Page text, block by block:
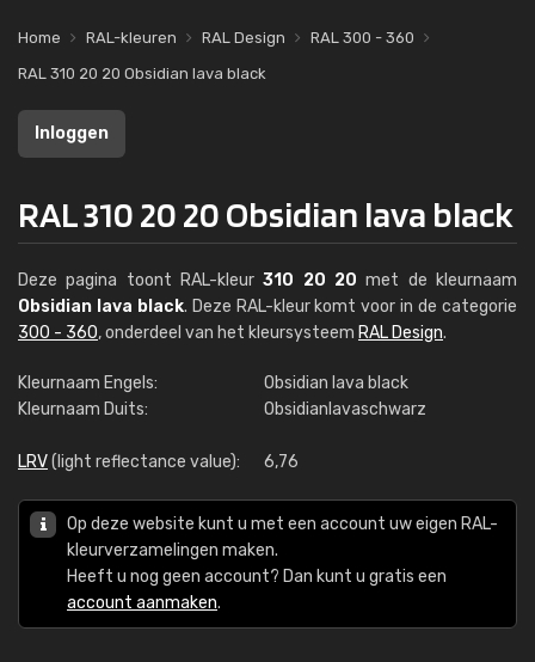
Home RAL-kleuren RAL Design
RAL 300 - 360
RAL 310 20 20 Obsidian lava black
Inloggen
RAL 310 20 20 Obsidian lava black
Deze pagina toont RAL-kleur310 20 20 met de kleurnaam
Obsidian lava black. Deze RAL-kleur komt voor in de categorie
300 - 360, onderdeel van het kleursysteem RAL Design.
Kleurnaam Engels:
Obsidian lava black
Kleurnaam Duits:
Obsidianlavaschwarz
LRV(light reflectance value): 6,76
Op deze website kunt u met een account uw eigen RAL-
kleurverzamelingen maken.
Heeft u nog geen account? Dan kunt u gratis een
account aanmaken.